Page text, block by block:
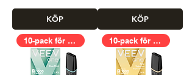
KÖP KÖP
10-pack för 399,00kr 10-pack för 399,00kr